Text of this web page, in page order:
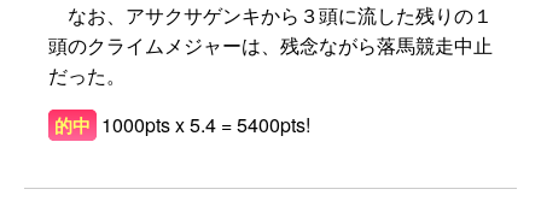
なお、アサクサゲンキから３頭に流した残りの１
頭のクライムメジャーは、残念ながら落馬競走中止
だった。
的中 1000pts x 5.4 = 5400pts!